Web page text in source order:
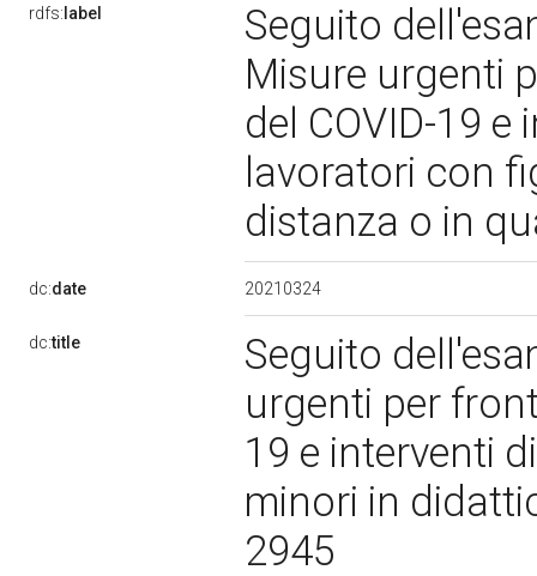
rdfs: label
Seguito
Misure urgenti
del COVID-19
lavoratori con
distanza o in
dc:date 20210324
dc:title
Seguito
urgenti per
19 e interventi
minori in
2945